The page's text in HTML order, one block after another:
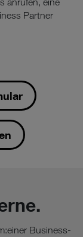
Partner
Business-